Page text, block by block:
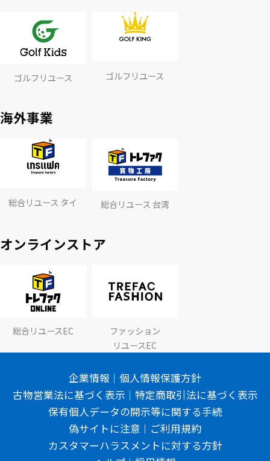
ゴルフリユース ゴルフリユース
海外事業
総合リユース タイ 総合リユース 台湾
オンラインストア
総合リユースEC
ファッション
リユースEC
企業情報
個人情報保護方針
古物営業法に基づく表示
特定商取引法に基づく表示
保有個人データの開示等に関する手続
偽サイトに注意
ご利用規約
カスタマーハラスメントに対する方針